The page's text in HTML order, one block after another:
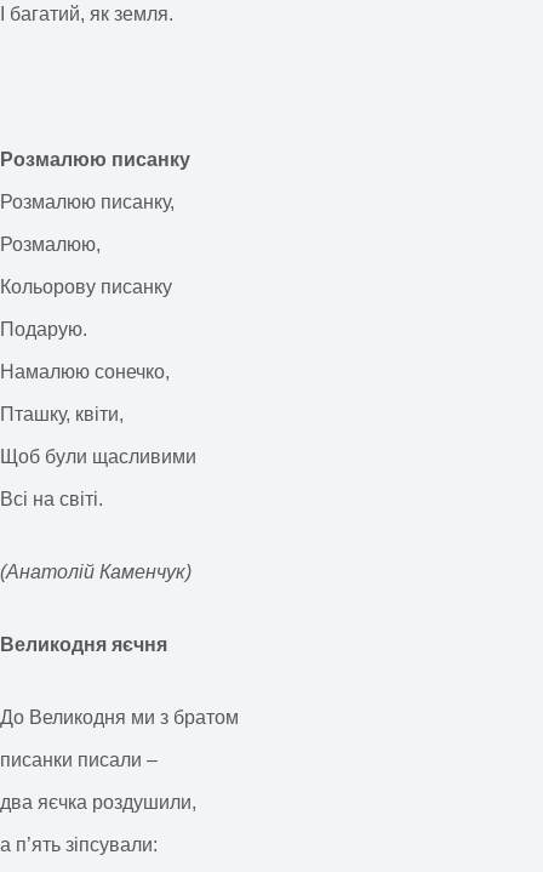
І багатий, як земля.
Розмалюю писанку
Розмалюю писанку,
Розмалюю,
Кольорову писанку
Подарую.
Намалюю сонечко,
Пташку, квіти,
Щоб були щасливими
Всі на світі.
(Анатолій Каменчук)
Великодня яєчня
До Великодня ми з братом
писанки писали –
два яєчка роздушили,
а п’ять зіпсували: